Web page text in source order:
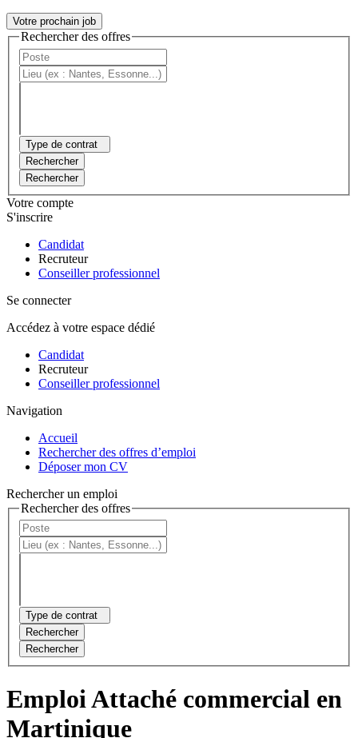
Votre prochain job
Rechercher des offres
Type de contrat
Rechercher
Rechercher
Votre compte
S'inscrire
Candidat
Recruteur
Conseiller professionnel
Se connecter
Accédez à votre espace dédié
Candidat
Recruteur
Conseiller professionnel
Navigation
Accueil
Rechercher des offres d’emploi
Déposer mon CV
Rechercher un emploi
Rechercher des offres
Type de contrat
Rechercher
Rechercher
Emploi Attaché commercial en
Martinique